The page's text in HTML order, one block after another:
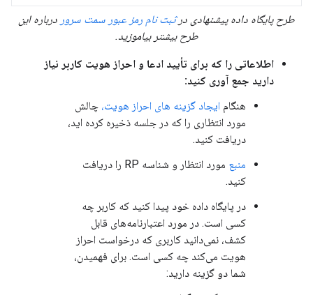
طرح پایگاه داده پیشنهادی درثبت نام رمز عبور سمت سرور درباره این
طرح بیشتر بیاموزید.
اطلاعاتی را که برای تأیید ادعا و احراز هویت کاربر نیاز
دارید جمع آوری کنید:
هنگام ایجاد گزینه های احراز هویت، چالش
مورد انتظاری را که در جلسه ذخیره کرده اید،
دریافت کنید.
منبع
مورد انتظار و شناسه RP را دریافت
کنید.
در پایگاه داده خود پیدا کنید که کاربر چه
کسی است. در مورد اعتبارنامه‌های قابل
کشف، نمی‌دانید کاربری که درخواست احراز
هویت می‌کند چه کسی است. برای فهمیدن،
شما دو گزینه دارید: